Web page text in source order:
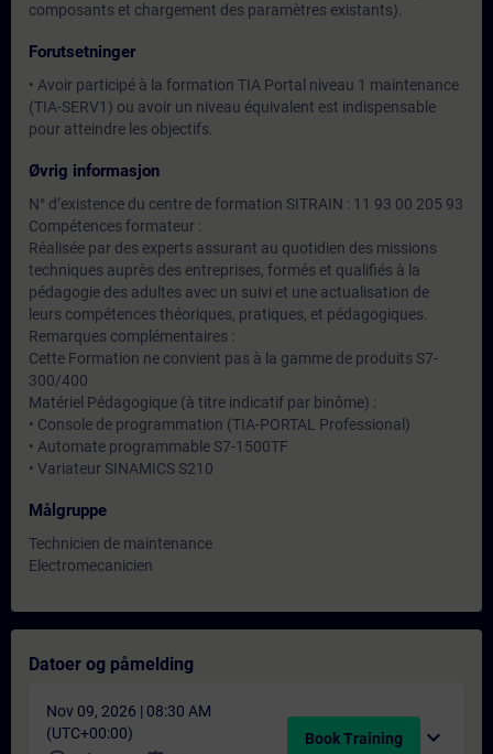
composants et chargement des paramètres existants).
Forutsetninger
• Avoir participé à la formation TIA Portal niveau 1 maintenance
(TIA-SERV1) ou avoir un niveau équivalent est indispensable
pour atteindre les objectifs.
Øvrig informasjon
N° d’existence du centre de formation SITRAIN : 11 93 00 205 93
Compétences formateur :
Réalisée par des experts assurant au quotidien des missions
techniques auprès des entreprises, formés et qualifiés à la
pédagogie des adultes avec un suivi et une actualisation de
leurs compétences théoriques, pratiques, et pédagogiques.
Remarques complémentaires :
Cette Formation ne convient pas à la gamme de produits S7-
300/400
Matériel Pédagogique (à titre indicatif par binôme) :
• Console de programmation (TIA-PORTAL Professional)
• Automate programmable S7-1500TF
• Variateur SINAMICS S210
Målgruppe
Technicien de maintenance
Electromecanicien
Datoer og påmelding
Nov 09, 2026 | 08:30 AM
(UTC+00:00)
Book Training expand_more